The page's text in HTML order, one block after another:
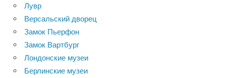
Лувр
Версальский дворец
Замок Пьерфон
Замок Вартбург
Лондонские музеи
Берлинские музеи